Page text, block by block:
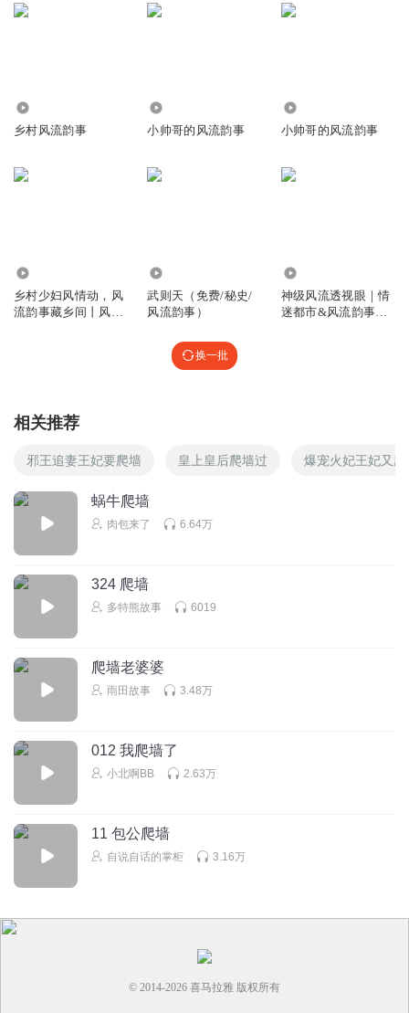
乡村风流韵事 小帅哥的风流韵事 小帅哥的风流韵事
乡村少妇风情动，风
流韵事藏乡间丨风流
武则天（免费/秘史/
风流韵事）
神级风流透视眼｜情
迷都市&风流韵事｜
换一批
相关推荐
邪王追妻王妃要爬墙 皇上皇后爬墙过 爆宠火妃王妃又爬
蜗牛爬墙
肉包来了 6.64万
324 爬墙
多特熊故事 6019
爬墙老婆婆
雨田故事 3.48万
012 我爬墙了
小北啊BB 2.63万
11 包公爬墙
自说自话的掌柜 3.16万
© 2014-2026 喜马拉雅 版权所有